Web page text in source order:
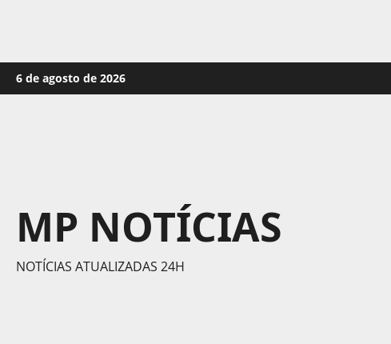
Skip
to
6 de agosto de 2026
MP NOTÍCIAS
NOTÍCIAS ATUALIZADAS 24H